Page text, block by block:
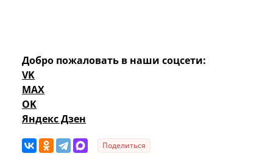
Добро пожаловать в наши соцсети:
VK
MAX
OK
Яндекс Дзен
Поделиться